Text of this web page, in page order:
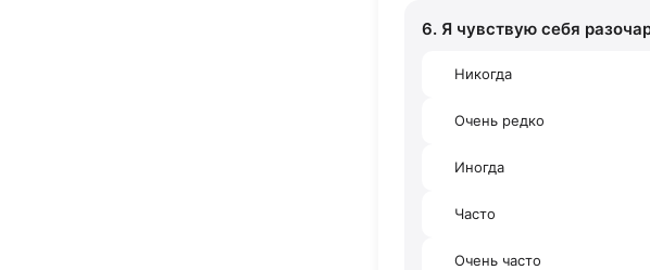
6. Я чувствую себя
Никогда
Очень редко
Иногда
Часто
Очень часто